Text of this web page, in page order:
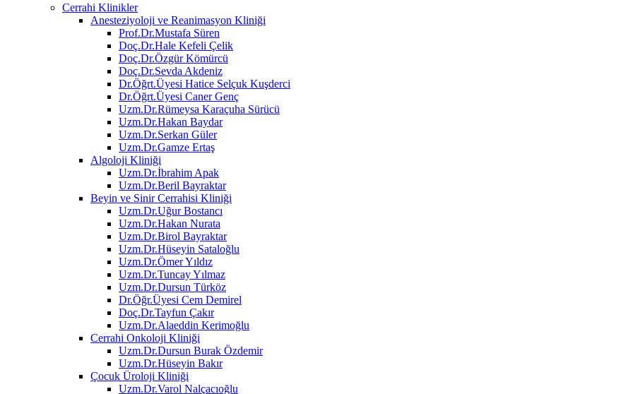
Cerrahi Klinikler
Anesteziyoloji ve Reanimasyon Kliniği
Prof.Dr.Mustafa Süren
Doç.Dr.Hale Kefeli Çelik
Doç.Dr.Özgür Kömürcü
Doç.Dr.Sevda Akdeniz
Dr.Öğrt.Üyesi Hatice Selçuk Kuşderci
Dr.Öğrt.Üyesi Caner Genç
Uzm.Dr.Rümeysa Karaçuha Sürücü
Uzm.Dr.Hakan Baydar
Uzm.Dr.Serkan Güler
Uzm.Dr.Gamze Ertaş
Algoloji Kliniği
Uzm.Dr.İbrahim Apak
Uzm.Dr.Beril Bayraktar
Beyin ve Sinir Cerrahisi Kliniği
Uzm.Dr.Uğur Bostancı
Uzm.Dr.Hakan Nurata
Uzm.Dr.Birol Bayraktar
Uzm.Dr.Hüseyin Sataloğlu
Uzm.Dr.Ömer Yıldız
Uzm.Dr.Tuncay Yılmaz
Uzm.Dr.Dursun Türköz
Dr.Öğr.Üyesi Cem Demirel
Doç.Dr.Tayfun Çakır
Uzm.Dr.Alaeddin Kerimoğlu
Cerrahi Onkoloji Kliniği
Uzm.Dr.Dursun Burak Özdemir
Uzm.Dr.Hüseyin Bakır
Çocuk Üroloji Kliniği
Uzm.Dr.Varol Nalçacıoğlu